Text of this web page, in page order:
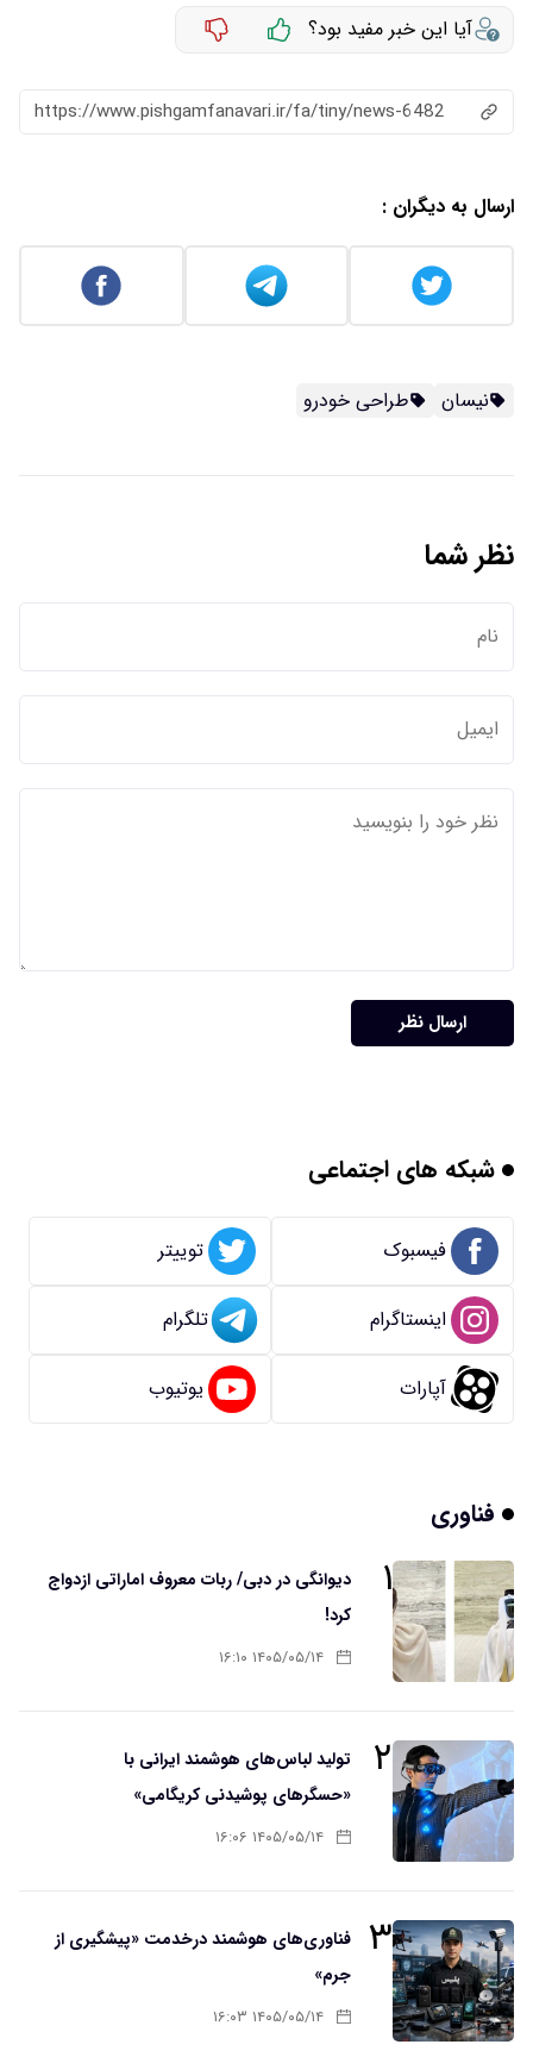
آیا این خبر مفید بود؟
https://www.pishgamfanavari.ir/fa/tiny/news-6482
ارسال به دیگران :
نیسان طراحی خودرو
نظر شما
ارسال نظر
شبکه های اجتماعی
فیسبوک توییتر
اینستاگرام تلگرام
آپارات یوتیوب
فناوری
۱
دیوانگی در دبی/ ربات معروف اماراتی ازدواج
کرد!
۱۴۰۵/۰۵/۱۴ ۱۶:۱۰
۲
تولید لباس‌های هوشمند ایرانی با
«حسگرهای پوشیدنی کریگامی»
۱۴۰۵/۰۵/۱۴ ۱۶:۰۶
۳
فناوری‌های هوشمند درخدمت «پیشگیری از
جرم»
۱۴۰۵/۰۵/۱۴ ۱۶:۰۳